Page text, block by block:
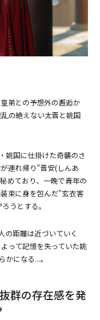
弟との予想外の邂逅か
の絶えない太晋と姚国
姚国に仕掛けた奇襲のさ
連れ帰り"晋安(しんあ
めており、一晩で青年の
束に身を包んだ"玄衣客
うとする。
の距離は近づいていく
って記憶を失っていた姚
になる...。
群の存在感を発